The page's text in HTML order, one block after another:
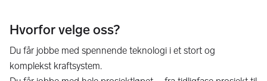
Hvorfor velge oss?
Du får jobbe med spennende teknologi i et stort og
komplekst kraftsystem.